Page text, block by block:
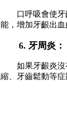
口呼吸會使
能，增加牙齦出血
6. 牙周炎：
如果牙齦炎
縮、牙齒鬆動等症